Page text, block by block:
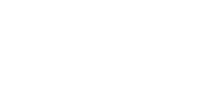
(10:00–23:00 hod.)
a mohou se změnit
na pláži, půjčovna kol aj. (vše v areálu letoviska Albena).